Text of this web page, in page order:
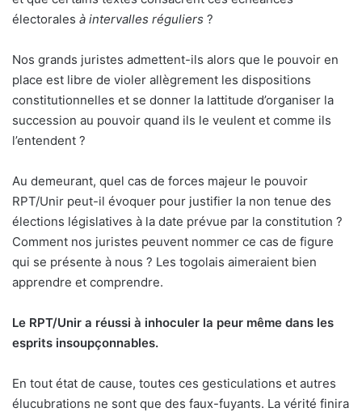
électorales à intervalles réguliers ?
Nos grands juristes admettent-ils alors que le pouvoir en
place est libre de violer allègrement les dispositions
constitutionnelles et se donner la lattitude d’organiser la
succession au pouvoir quand ils le veulent et comme ils
l’entendent ?
Au demeurant, quel cas de forces majeur le pouvoir
RPT/Unir peut-il évoquer pour justifier la non tenue des
élections législatives à la date prévue par la constitution ?
Comment nos juristes peuvent nommer ce cas de figure
qui se présente à nous ? Les togolais aimeraient bien
apprendre et comprendre.
Le RPT/Unir a réussi à inhoculer la peur même dans les
esprits insoupçonnables.
En tout état de cause, toutes ces gesticulations et autres
élucubrations ne sont que des faux-fuyants. La vérité finira